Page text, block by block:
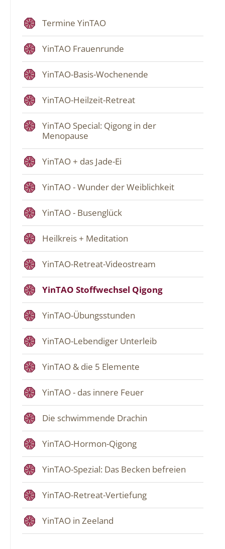
Termine YinTAO
YinTAO Frauenrunde
YinTAO-Basis-Wochenende
YinTAO-Heilzeit-Retreat
YinTAO Special: Qigong in der
Menopause
YinTAO + das Jade-Ei
YinTAO - Wunder der Weiblichkeit
YinTAO - Busenglück
Heilkreis + Meditation
YinTAO-Retreat-Videostream
YinTAO Stoffwechsel Qigong
YinTAO-Übungsstunden
YinTAO-Lebendiger Unterleib
YinTAO & die 5 Elemente
YinTAO - das innere Feuer
Die schwimmende Drachin
YinTAO-Hormon-Qigong
YinTAO-Spezial: Das Becken befreien
YinTAO-Retreat-Vertiefung
YinTAO in Zeeland